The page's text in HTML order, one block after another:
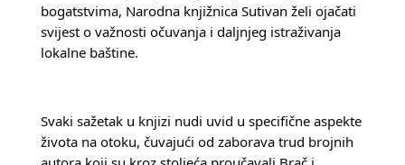
bogatstvima, Narodna knjižnica Sutivan želi ojačati
svijest o važnosti očuvanja i daljnjeg istraživanja
lokalne baštine.
Svaki sažetak u knjizi nudi uvid u specifične aspekte
života na otoku, čuvajući od zaborava trud brojnih